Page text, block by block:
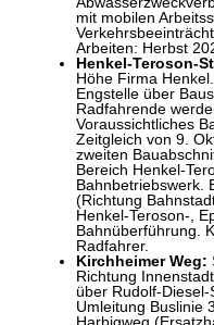
mit mobilen
Arbeiten: Herbst
Henkel-Teroson-
Höhe Firma
Engstelle über
Radfahrende
Voraussichtliches
Zeitgleich von 9.
zweiten
Bereich Henkel-
Bahnbetriebswerk.
(Richtung
Henkel-Teroson-,
Bahnüberführung.
Radfahrer.
Kirchheimer Weg:
Richtung
über Rudolf-
Umleitung Buslinie